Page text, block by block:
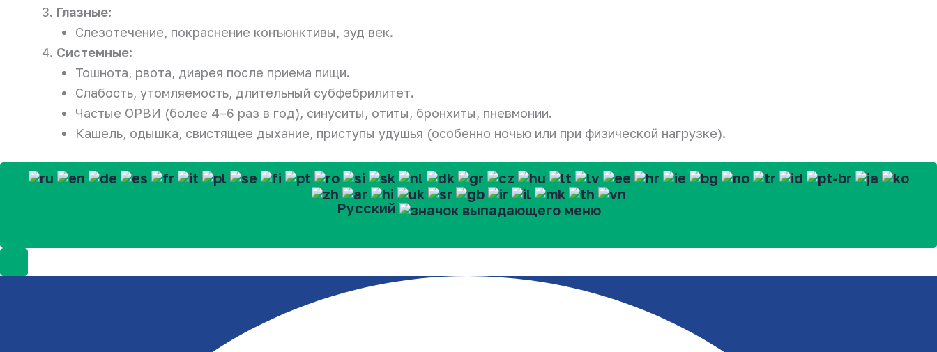
Глазные:
Слезотечение, покраснение конъюнктивы, зуд век.
Системные:
Тошнота, рвота, диарея после приема пищи.
Слабость, утомляемость, длительный субфебрилитет.
Частые ОРВИ (более 4–6 раз в год), синуситы, отиты, бронхиты, пневмонии.
Кашель, одышка, свистящее дыхание, приступы удушья (особенно ночью или при физической нагрузке).
Русский